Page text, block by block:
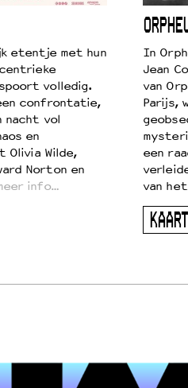
etentje met hun
volledig.
confrontatie,
nacht vol
en
Olivia Wilde,
Norton en
info…
In
Jean
van
Parijs,
een
van